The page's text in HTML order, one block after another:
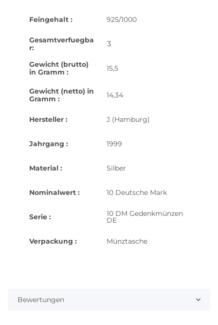
Feingehalt : 925/1000
Gesamtverfuegba
r:
3
Gewicht (brutto)
in Gramm :
15,5
Gewicht (netto) in
Gramm :
14,34
Hersteller : J (Hamburg)
Jahrgang : 1999
Material : Silber
Nominalwert : 10 Deutsche Mark
Serie : 10 DM Gedenkmünzen
DE
Verpackung : Münztasche
Bewertungen